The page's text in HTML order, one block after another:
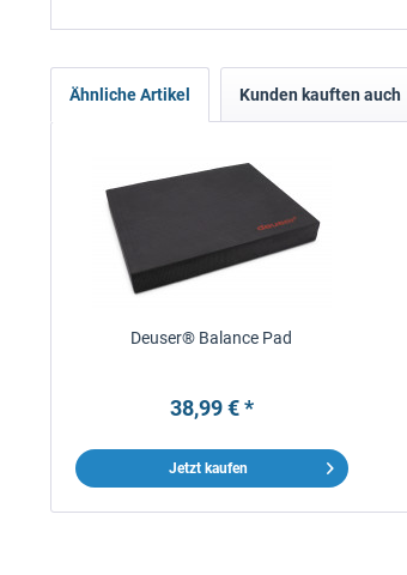
Ähnliche Artikel Kunden kauften auch
Deuser® Balance Pad
38,99 € *
Jetzt kaufen